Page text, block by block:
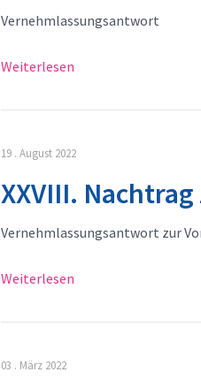
Vernehmlassungsantwort
Weiterlesen
19 . August 2022
XXVIII.
Vernehmlassungsantwort zur
Weiterlesen
03 . März 2022